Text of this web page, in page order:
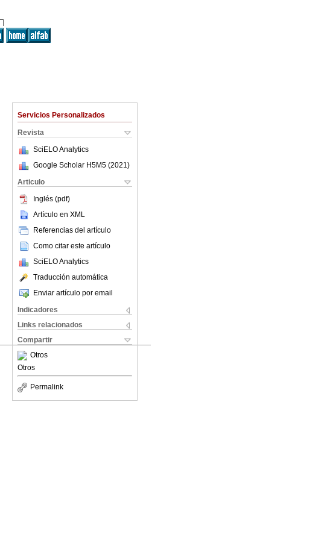
Servicios Personalizados
Revista
SciELO Analytics
Google Scholar H5M5 (2021 )
Articulo
Inglés (pdf)
Artículo en XML
Referencias del artículo
Como citar este artículo
SciELO Analytics
Traducción automática
Enviar artículo por email
Indicadores
Links relacionados
Compartir
Otros
Otros
Permalink